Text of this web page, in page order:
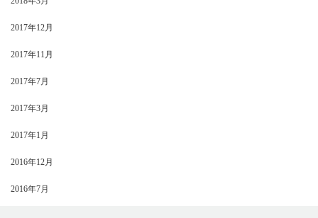
2017年12月
2017年11月
2017年7月
2017年3月
2017年1月
2016年12月
2016年7月